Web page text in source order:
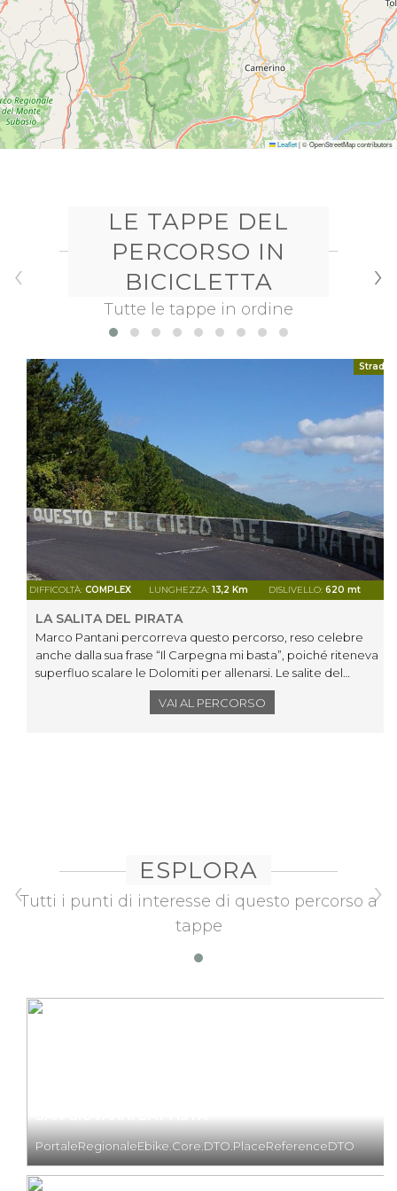
Leaflet|© OpenStreetMap contributors
LE TAPPE DEL
PERCORSO IN
BICICLETTA
Tutte le tappe in ordine
Strada
DIFFICOLTÀ: COMPLEX LUNGHEZZA: 13,2 Km DISLIVELLO: 620 mt
LA SALITA DEL PIRATA
Marco Pantani percorreva questo percorso, reso celebre
anche dalla sua frase “Il Carpegna mi basta”, poiché riteneva
superfluo scalare le Dolomiti per allenarsi. Le salite del
Carpegna erano sufficienti per preparare le sue vittorie.
VAI AL PERCORSO
‹ ›
ESPLORA
Tutti i punti di interesse di questo percorso a
tappe
PortaleRegionaleEbike.Core.DTO.PlaceReferenceDTO
‹ ›